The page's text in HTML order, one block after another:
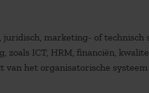
marketing- of
zoals ICT, HRM, financiën,
van het organisatorische